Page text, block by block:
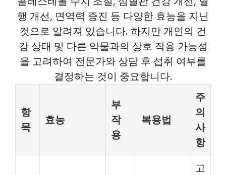
행 개선, 면역력 증진 등 다양한 효능을 지닌
것으로 알려져 있습니다. 하지만 개인의 건
강 상태 및 다른 약물과의 상호 작용 가능성
을 고려하여 전문가와 상담 후 섭취 여부를
결정하는 것이 중요합니다.
항
목
효능
부
작
용
복용법
주
의
사
항
고